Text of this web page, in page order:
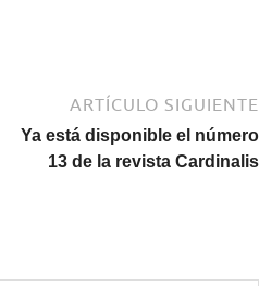
ARTÍCULO SIGUIENTE
Ya está disponible el número
13 de la revista Cardinalis